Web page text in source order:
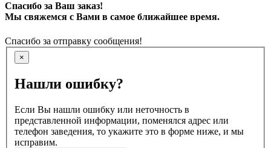
Спасибо за Ваш заказ!
Мы свяжемся с Вами в самое ближайшее время.
Спасибо за отправку сообщения!
×
Нашли ошибку?
Если Вы нашли ошибку или неточность в
представленной информации, поменялся адрес или
телефон заведения, то укажите это в форме ниже, и мы
исправим.